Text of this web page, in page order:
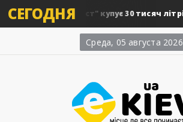
СЕГОДНЯкупує 30 тисяч літрів...
Среда, 05 августа 2026